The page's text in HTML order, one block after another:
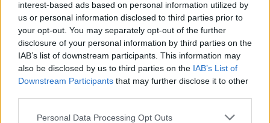
interest-based ads based on personal information utilized by
us or personal information disclosed to third parties prior to
your opt-out. You may separately opt-out of the further
disclosure of your personal information by third parties on the
IAB’s list of downstream participants. This information may
also be disclosed by us to third parties on the IAB’s List of
Downstream Participants that may further disclose it to other
Personal Data Processing Opt Outs
7.1 7.1